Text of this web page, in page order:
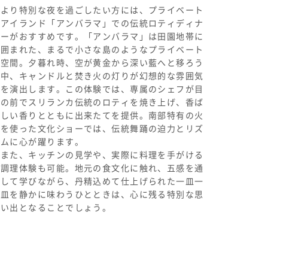
より特別な夜を過ごしたい方には、プライベート
アイランド「アンバラマ」での伝統ロティディナ
ーがおすすめです。「アンバラマ」は田園地帯に
囲まれた、まるで小さな島のようなプライベート
空間。夕暮れ時、空が黄金から深い藍へと移ろう
中、キャンドルと焚き火の灯りが幻想的な雰囲気
を演出します。この体験では、専属のシェフが目
の前でスリランカ伝統のロティを焼き上げ、香ば
しい香りとともに出来たてを提供。南部特有の火
を使った文化ショーでは、伝統舞踊の迫力とリズ
ムに心が躍ります。
また、キッチンの見学や、実際に料理を手がける
調理体験も可能。地元の食文化に触れ、五感を通
して学びながら、丹精込めて仕上げられた一皿一
皿を静かに味わうひとときは、心に残る特別な思
い出となることでしょう。